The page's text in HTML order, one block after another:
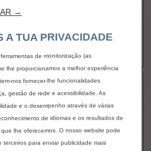
ELÉTRICA
→
A TUA PRIVACIDADE
de monitorização (as
lhe proporcionamos a melhor experiência
nos fornecer-lhe funcionalidades
gestão de rede e acessibilidade. As
e o desempenho através de várias
de idiomas e os resultados de
lhe oferecemos. O nosso website pode
terceiros para enviar publicidade mais